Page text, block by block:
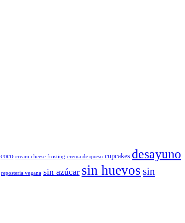
coco cream cheese frosting crema de queso cupcakes desayuno
repostería vegana sin azúcar sin huevos sin